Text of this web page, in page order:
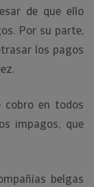
de que ello
Por su parte,
los pagos
cobro en todos
impagos, que
belgas